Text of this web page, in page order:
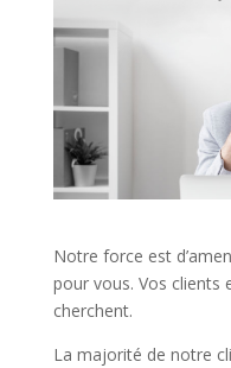
Notre force est
pour vous. Vos clients
cherchent.
La majorité de notre